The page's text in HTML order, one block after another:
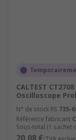
CALTEST
Oscilloscope
N° de stock RS 735-
Référence fabricant
Sous-total (1 sachet